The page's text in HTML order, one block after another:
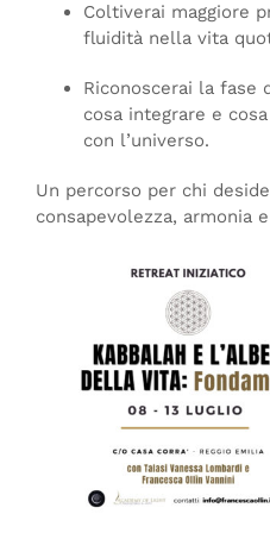
Coltiverai maggiore
fluidità nella vita
Riconoscerai la fase
cosa integrare e
con l’universo.
Un percorso per chi
consapevolezza, armonia